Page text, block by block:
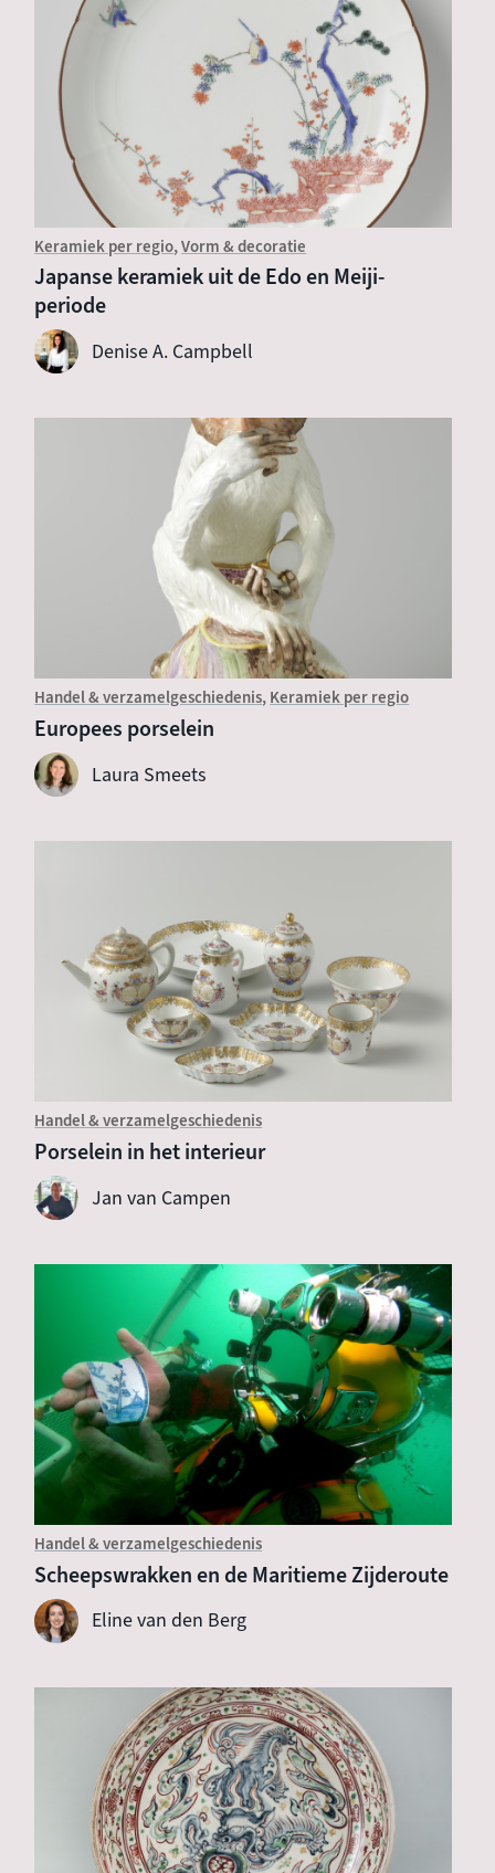
Keramiek per regio Vorm & decoratie
Japanse keramiek uit de Edo en Meiji-
periode
Denise A. Campbell
Handel & verzamelgeschiedenis Keramiek per regio
Europees porselein
Laura Smeets
Handel & verzamelgeschiedenis
Porselein in het interieur
Jan van Campen
Handel & verzamelgeschiedenis
Scheepswrakken en de Maritieme Zijderoute
Eline van den Berg